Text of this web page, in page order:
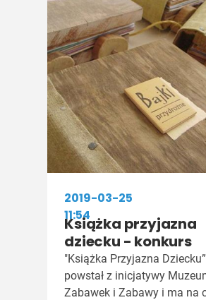
2019-03-25
11:54
Książka przyjazna
dziecku - konkurs
"Książka Przyjazna
powstał z inicjatywy
Zabawek i Zabawy i ma na